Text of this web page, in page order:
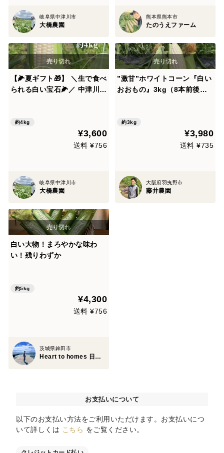
岐阜県中津川市
大橋農園
熊本県熊本市
たのうえファーム
【🌽夏ギフト🎁】 ＼生で食べ
られる白い宝石🌽／ 中津川産
糖度20度前後！朝採り＆即日
冷蔵発送／数量限定！
約4kg
¥3,600
送料 ¥756
岐阜県中津川市
大橋農園
”激甘”ホワイトコーン『白い
おおもの』3kg（8本前後）
約3kg
¥3,980
送料 ¥735
大阪府羽曳野市
藤井農園
白い大物！まろやかな味わ
い！残りわずか
約5kg
¥4,300
送料 ¥756
茨城県鉾田市
Heart to homes 日向寺 農園
お支払いについて
以下のお支払い方法をご利用いただけます。お支払いにつ
いて詳しくは こちら をご覧ください。